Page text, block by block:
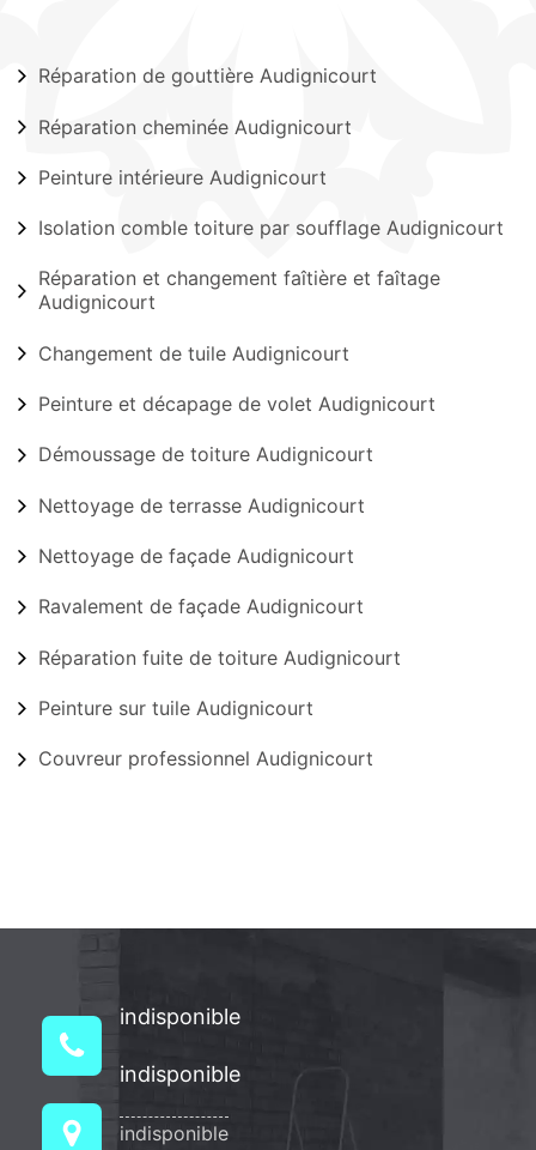
Réparation de gouttière Audignicourt
Réparation cheminée Audignicourt
Peinture intérieure Audignicourt
Isolation comble toiture par soufflage Audignicourt
Réparation et changement faîtière et faîtage
Audignicourt
Changement de tuile Audignicourt
Peinture et décapage de volet Audignicourt
Démoussage de toiture Audignicourt
Nettoyage de terrasse Audignicourt
Nettoyage de façade Audignicourt
Ravalement de façade Audignicourt
Réparation fuite de toiture Audignicourt
Peinture sur tuile Audignicourt
Couvreur professionnel Audignicourt
indisponible
indisponible
indisponible